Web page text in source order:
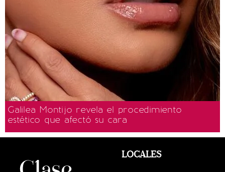
Galilea Montijo revela el procedimiento
estético que afectó su cara
LOCALES